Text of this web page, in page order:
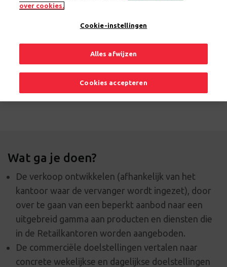
Vast contract
Delen
Solliciteer nu
Wat ga je doen?
De verkoop ontwikkelen (afhankelijk van het
kantoor waar de vervanger wordt ingezet), door
over te gaan van een beperkt aanbod naar een
uitgebreid gamma aan producten en diensten die
in de Retailkantoren worden aangeboden.
De commerciële doelstellingen vertalen naar
concrete wekelijkse en dagelijkse doelstellingen
over cookies.
Cookie-instellingen
Alles afwijzen
Cookies accepteren